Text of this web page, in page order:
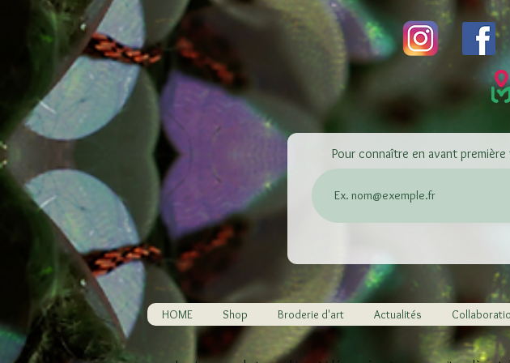
Pour connaître en avant
HOME Shop Broderie d'art Actualités